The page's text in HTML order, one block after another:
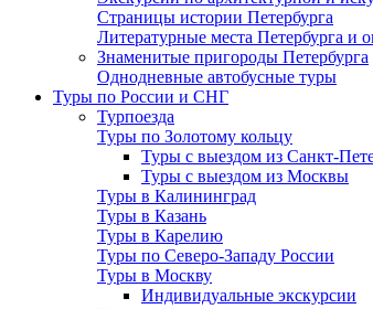
Страницы истории Петербурга
Литературные места Петербурга и
Знаменитые пригороды Петербурга
Однодневные автобусные туры
Туры по России и СНГ
Турпоезда
Туры по Золотому кольцу
Туры с выездом из Санкт-
Туры с выездом из Москвы
Туры в Калининград
Туры в Казань
Туры в Карелию
Туры по Северо-Западу России
Туры в Москву
Индивидуальные экскурсии